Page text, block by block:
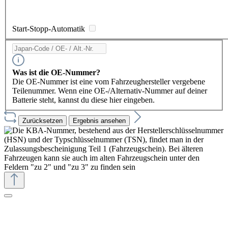
Start-Stopp-Automatik
Was ist die OE-Nummer?
Die OE-Nummer ist eine vom Fahrzeughersteller vergebene
Teilenummer. Wenn eine OE-/Alternativ-Nummer auf deiner
Batterie steht, kannst du diese hier eingeben.